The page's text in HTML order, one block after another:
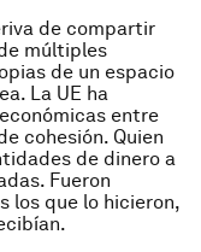
de compartir
múltiples
de un espacio
La UE ha
entre
cohesión. Quien
de dinero a
Fueron
los que lo hicieron,